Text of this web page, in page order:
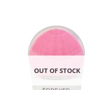
OUT OF STOCK